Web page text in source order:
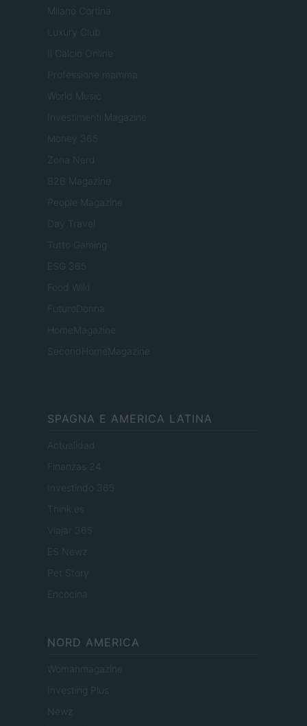
Milano Cortina
Luxury Club
Il Calcio Online
Professione mamma
World Music
Investimenti Magazine
Money 365
Zona Nerd
B2B Magazine
People Magazine
Day Travel
Tutto Gaming
ESG 365
Food Wiki
FuturoDonna
HomeMagazine
SecondHomeMagazine
SPAGNA E AMERICA LATINA
Actualidad
Finanzas 24
Investindo 365
Think.es
Viajar 365
ES Newz
Pet Story
Encocina
NORD AMERICA
Womanmagazine
Investing Plus
Newz